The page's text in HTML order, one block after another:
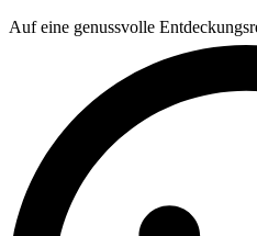
Auf eine genussvolle